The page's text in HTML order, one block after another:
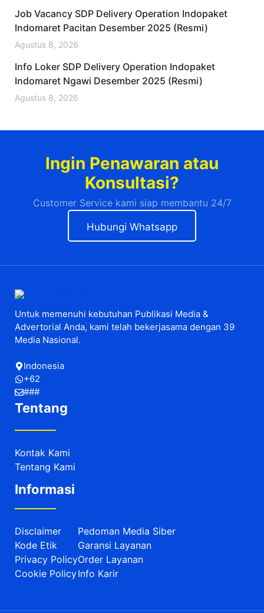
Job Vacancy SDP Delivery Operation Indopaket
Indomaret Pacitan Desember 2025 (Resmi)
Agustus 8, 2026
Info Loker SDP Delivery Operation Indopaket
Indomaret Ngawi Desember 2025 (Resmi)
Agustus 8, 2026
Ingin Penawaran atau
Konsultasi?
Customer Service kami siap membantu 24/7
Hubungi Whatsapp
Untuk memenuhi kebutuhan Publikasi Media &
Advertorial Anda, kami telah bekerjasama dengan 39
Media Nasional.
Indonesia
+62
###
Tentang
Kontak Kami
Tentang Kami
Informasi
Disclaimer
Kode Etik
Privacy Policy
Cookie Policy
Pedoman Media Siber
Garansi Layanan
Order Layanan
Info Karir